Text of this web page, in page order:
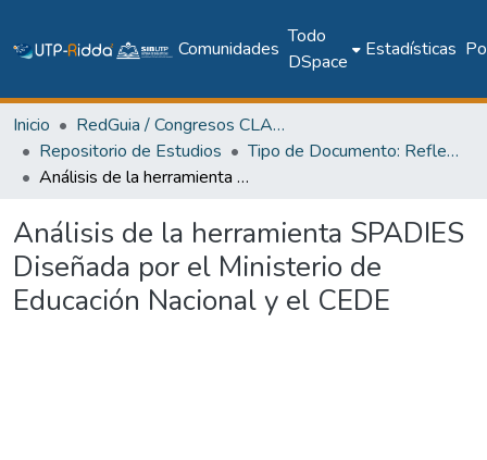
Comunidades
Todo
DSpace
Estadísticas
Inicio
RedGuia / Congresos CLABES
Repositorio de Estudios
Tipo de Documento: Reflexión Teórica
Análisis de la herramienta SPADIES Diseñada por el Ministerio de Educación Nacional y el CEDE
Análisis de la herramienta SPADIES
Diseñada por el Ministerio de
Educación Nacional y el CEDE